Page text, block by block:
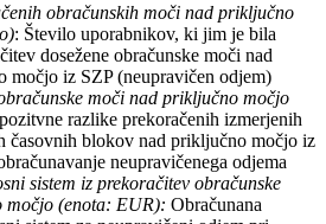
obračunskih moči nad priključno
: Število uporabnikov, ki jim je bila
dosežene obračunske moči nad
močjo iz SZP (neupravičen odjem)
moči nad priključno močjo
razlike prekoračenih izmerjenih
časovnih blokov nad priključno močjo iz
neupravičenega odjema
sistem iz prekoračitev obračunske
močjo (enota: EUR): Obračunana